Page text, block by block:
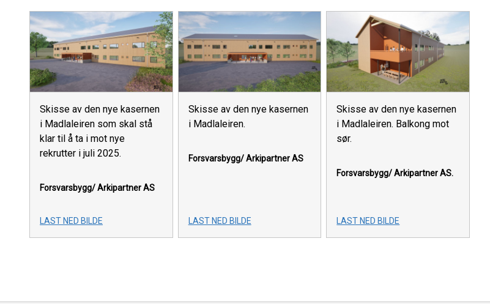
Skisse av den nye kasernen
i Madlaleiren som skal stå
klar til å ta i mot nye
rekrutter i juli 2025.
Forsvarsbygg/ Arkipartner AS
LAST NED BILDE
Skisse av den nye kasernen
i Madlaleiren.
Forsvarsbygg/ Arkipartner AS
LAST NED BILDE
Skisse av den nye kasernen
i Madlaleiren. Balkong mot
sør.
Forsvarsbygg/ Arkipartner AS.
LAST NED BILDE